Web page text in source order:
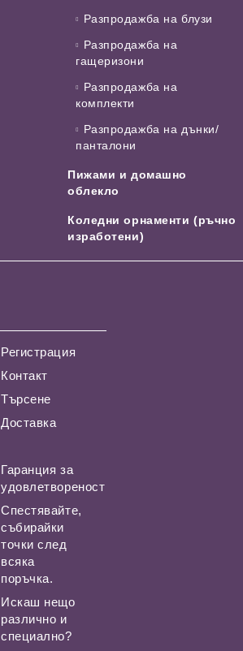
Разпродажба на блузи
Разпродажба на
гащеризони
Разпродажба на
комплекти
Разпродажба на дънки/
панталони
Пижами и домашно
облекло
Коледни орнаменти (ръчно
изработени)
Регистрация
Контакт
Търсене
Доставка
Гаранция за
удовлетвореност
Спестявайте,
събирайки
точки след
всяка
поръчка.
Искаш нещо
различно и
специално?